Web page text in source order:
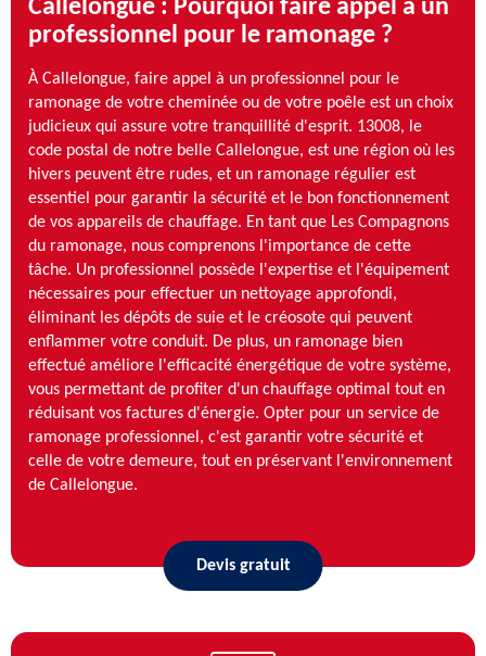
Callelongue : Pourquoi faire appel à un
professionnel pour le ramonage ?
À Callelongue, faire appel à un professionnel pour le
ramonage de votre cheminée ou de votre poêle est un choix
judicieux qui assure votre tranquillité d'esprit. 13008, le
code postal de notre belle Callelongue, est une région où les
hivers peuvent être rudes, et un ramonage régulier est
essentiel pour garantir la sécurité et le bon fonctionnement
de vos appareils de chauffage. En tant que Les Compagnons
du ramonage, nous comprenons l'importance de cette
tâche. Un professionnel possède l'expertise et l'équipement
nécessaires pour effectuer un nettoyage approfondi,
éliminant les dépôts de suie et le créosote qui peuvent
enflammer votre conduit. De plus, un ramonage bien
effectué améliore l'efficacité énergétique de votre système,
vous permettant de profiter d'un chauffage optimal tout en
réduisant vos factures d'énergie. Opter pour un service de
ramonage professionnel, c'est garantir votre sécurité et
celle de votre demeure, tout en préservant l'environnement
de Callelongue.
Devis gratuit